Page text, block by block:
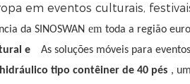
em eventos culturais,
da SINOSWAN em toda a região
e As soluções móveis para eventos
tipo contêiner de 40 pés ,